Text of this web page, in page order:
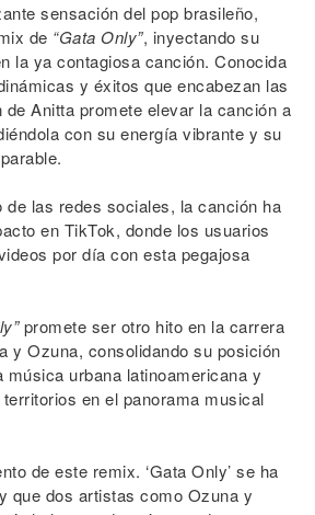
sensación del pop brasileño,
de “Gata Only”, inyectando su
la ya contagiosa canción. Conocida
y éxitos que encabezan las
Anitta promete elevar la canción a
con su energía vibrante y su
de las redes sociales, la canción ha
en TikTok, donde los usuarios
por día con esta pegajosa
promete ser otro hito en la carrera
y Ozuna, consolidando su posición
música urbana latinoamericana y
en el panorama musical
de este remix. ‘Gata Only’ se ha
que dos artistas como Ozuna y